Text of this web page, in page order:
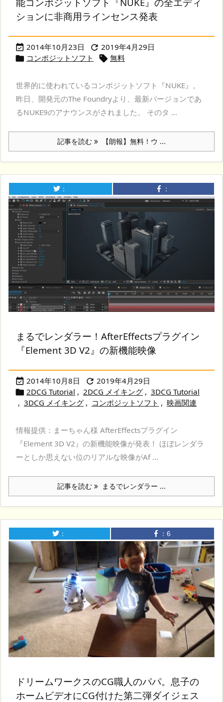
ションに非商用ラインセンス発表
 2014年10月23日  2019年4月29日
 コンポジットソフト  無料
世界的に使われているコンポジットソフト『NUKE』。
昨日、開発元のThe Foundryより、最新バージョンであ
るNUKE9のアナウンスがされました。 そのタ ...
記事を読む 【朗報】無料！ウ ...
： ：
まるでレンダラー！AfterEffectsプラグイン
『Element 3D V2』の新機能映像
 2014年10月8日  2019年4月29日
 2DCG Tutorial , 2DCG メイキング , 3DCG Tutorial
, 3DCG メイキング , コンポジットソフト , 映画関連
情報提供：まーちゃん様 AfterEffectsプラグイン
『Element 3D V2』の新機能映像が発表！ ほぼレンダラ
ーとしか思えない位のリアルな映像がAf ...
記事を読む まるでレンダラー ...
： ： 6
ドリームワークスのCG職人のパパ。息子の
ホームビデオにCG付けた第二弾ダイジェス